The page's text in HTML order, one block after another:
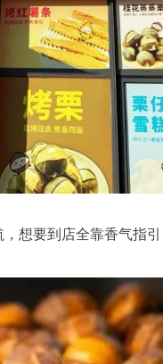
想要到店全靠香气指